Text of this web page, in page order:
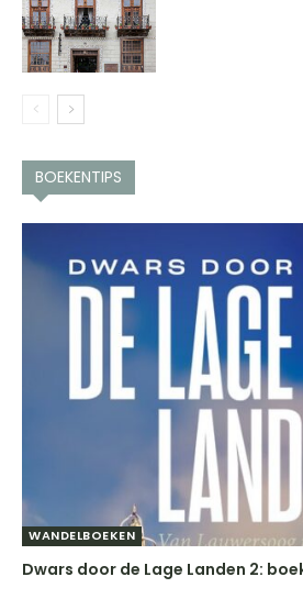
BOEKENTIPS
WANDELBOEKEN
Dwars door de Lage Landen 2: